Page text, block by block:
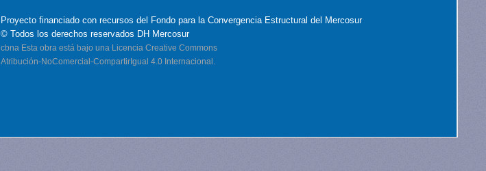
Proyecto financiado con recursos del Fondo para la Convergencia Estructural del Mercosur
© Todos los derechos reservados DH Mercosur
cbna Esta obra está bajo una Licencia Creative Commons
Atribución-NoComercial-CompartirIgual 4.0 Internacional.